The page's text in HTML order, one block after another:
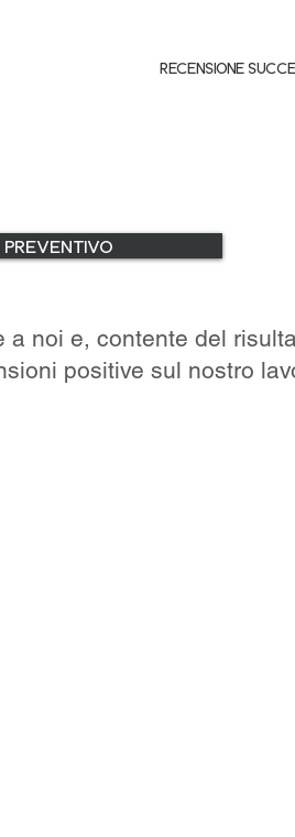
RECENSIONE
PREVENTIVO
noi e, contente del
positive sul nostro